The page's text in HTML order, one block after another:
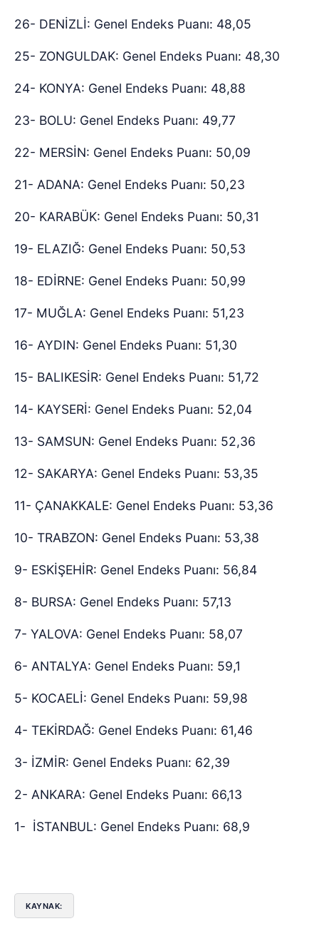
26- DENİZLİ: Genel Endeks Puanı: 48,05
25- ZONGULDAK: Genel Endeks Puanı: 48,30
24- KONYA: Genel Endeks Puanı: 48,88
23- BOLU: Genel Endeks Puanı: 49,77
22- MERSİN: Genel Endeks Puanı: 50,09
21- ADANA: Genel Endeks Puanı: 50,23
20- KARABÜK: Genel Endeks Puanı: 50,31
19- ELAZIĞ: Genel Endeks Puanı: 50,53
18- EDİRNE: Genel Endeks Puanı: 50,99
17- MUĞLA: Genel Endeks Puanı: 51,23
16- AYDIN: Genel Endeks Puanı: 51,30
15- BALIKESİR: Genel Endeks Puanı: 51,72
14- KAYSERİ: Genel Endeks Puanı: 52,04
13- SAMSUN: Genel Endeks Puanı: 52,36
12- SAKARYA: Genel Endeks Puanı: 53,35
11- ÇANAKKALE: Genel Endeks Puanı: 53,36
10- TRABZON: Genel Endeks Puanı: 53,38
9- ESKİŞEHİR: Genel Endeks Puanı: 56,84
8- BURSA: Genel Endeks Puanı: 57,13
7- YALOVA: Genel Endeks Puanı: 58,07
6- ANTALYA: Genel Endeks Puanı: 59,1
5- KOCAELİ: Genel Endeks Puanı: 59,98
4- TEKİRDAĞ: Genel Endeks Puanı: 61,46
3- İZMİR: Genel Endeks Puanı: 62,39
2- ANKARA: Genel Endeks Puanı: 66,13
1- İSTANBUL: Genel Endeks Puanı: 68,9
KAYNAK: